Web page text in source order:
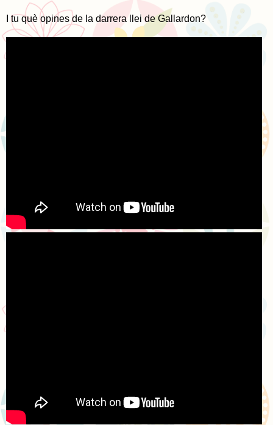
I tu què opines de la darrera llei de Gallardon?